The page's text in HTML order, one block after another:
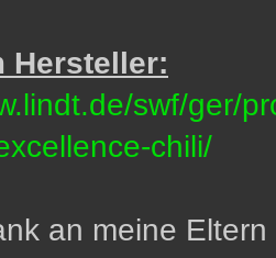
Hersteller:
swf/ger/
chili/
an meine